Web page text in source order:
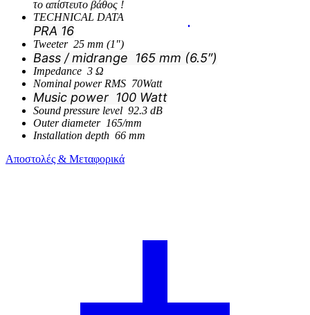
το απίστευτο βάθος !
TECHNICAL DATA
PRA 16
Tweeter 25 mm (1″)
Bass / midrange 165 mm (6.5″)
Impedance 3 Ω
Nominal power RMS 70Watt
Music power 100 Watt
Sound pressure level 92.3 dB
Outer diameter 165/mm
Installation depth 66 mm
Αποστολές & Μεταφορικά